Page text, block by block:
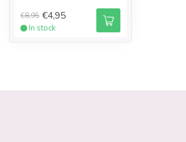
€8,95 €4,95
In stock